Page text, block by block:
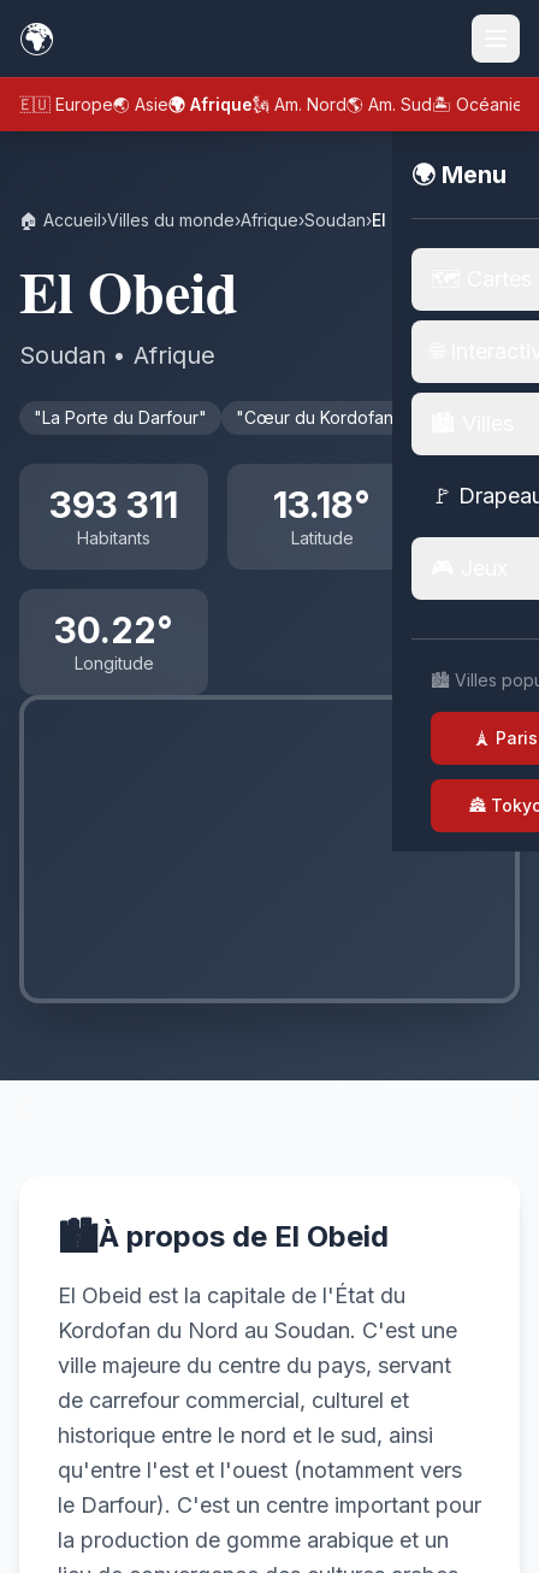
🌍
🇪🇺 Europe🌏 Asie🌍 Afrique🗽 Am. Nord🌎 Am. Sud🏝️ Océanie
🌍 Menu
🚩
🏙️ Villes
🗼 Paris
🏯
🏠 Accueil›Villes du monde›Afrique›Soudan›El Obeid
El Obeid
Soudan • Afrique
"La Porte du Darfour" "Cœur du Kordofan"
393 311
Habitants
13.18°
Latitude
30.22°
Longitude
🏙️À propos de El Obeid
El Obeid est la capitale de l'État du
Kordofan du Nord au Soudan. C'est une
ville majeure du centre du pays, servant
de carrefour commercial, culturel et
historique entre le nord et le sud, ainsi
qu'entre l'est et l'ouest (notamment vers
le Darfour). C'est un centre important pour
la production de gomme arabique et un